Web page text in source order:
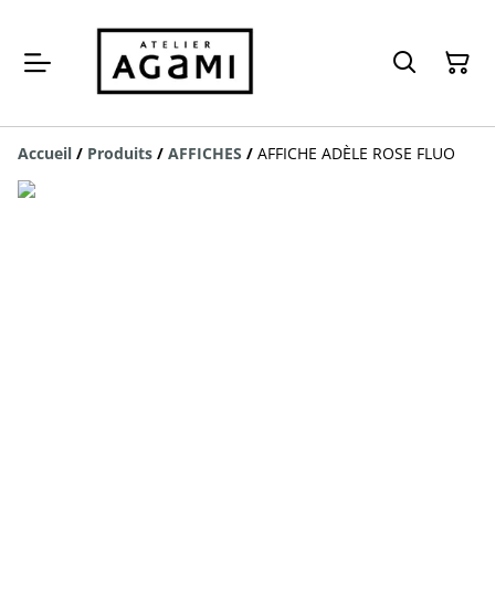
Accueil / Produits / AFFICHES / AFFICHE ADÈLE ROSE FLUO